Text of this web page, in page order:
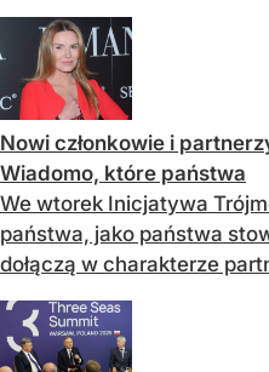
Nowi członkowie i
Wiadomo, które państwa
We wtorek Inicjatywa
państwa, jako państwa
dołączą w charakterze